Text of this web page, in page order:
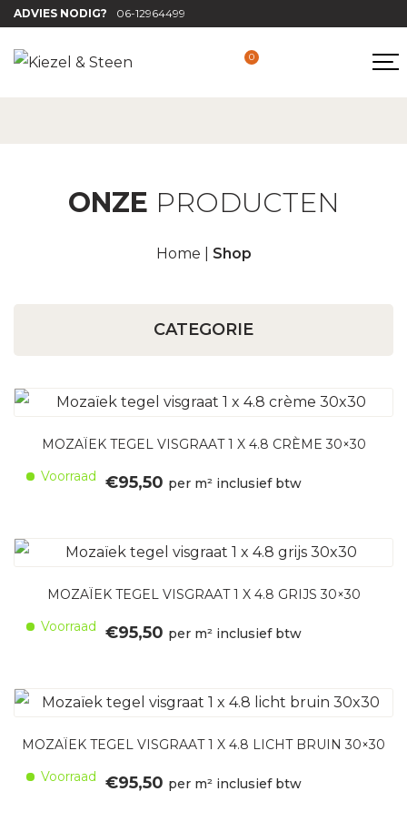
ADVIES NODIG? 06-12964499
0
ONZE PRODUCTEN
Home Shop
CATEGORIE
MOZAÏEK TEGEL VISGRAAT 1 X 4.8 CRÈME 30×30
Voorraad
€95,50 per m² inclusief btw
MOZAÏEK TEGEL VISGRAAT 1 X 4.8 GRIJS 30×30
Voorraad
€95,50 per m² inclusief btw
MOZAÏEK TEGEL VISGRAAT 1 X 4.8 LICHT BRUIN 30×30
Voorraad
€95,50 per m² inclusief btw